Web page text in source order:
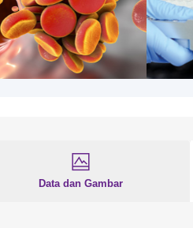
Data dan Gambar